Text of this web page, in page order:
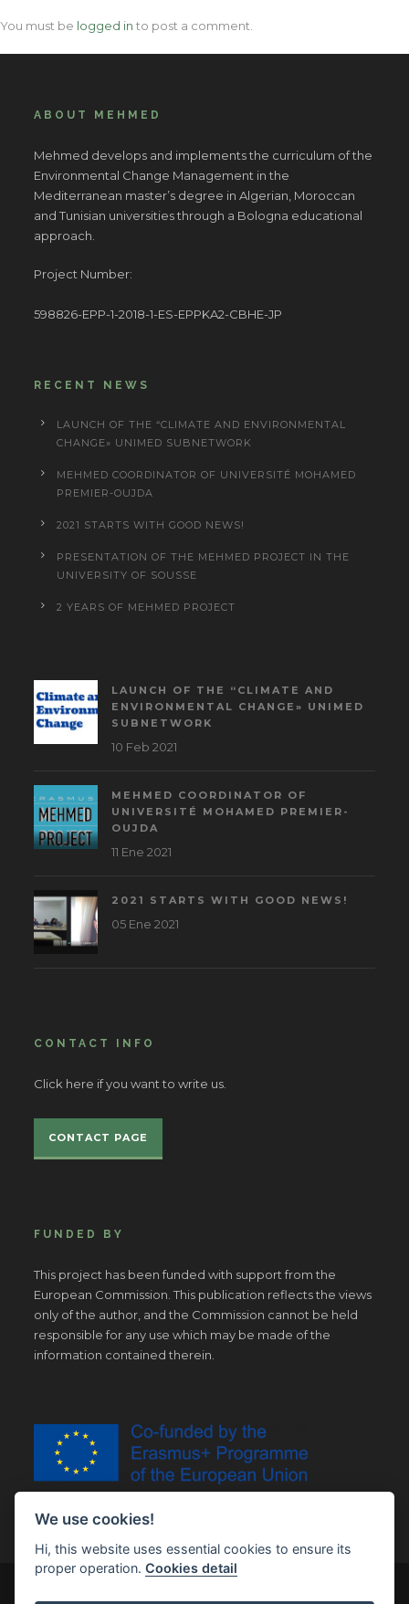
You must be logged in to post a comment.
ABOUT MEHMED
Mehmed develops and implements the curriculum of the
Environmental Change Management in the
Mediterranean master’s degree in Algerian, Moroccan
and Tunisian universities through a Bologna educational
approach.
Project Number:
598826-EPP-1-2018-1-ES-EPPKA2-CBHE-JP
RECENT NEWS
LAUNCH OF THE “CLIMATE AND ENVIRONMENTAL
CHANGE» UNIMED SUBNETWORK
MEHMED COORDINATOR OF UNIVERSITÉ MOHAMED
PREMIER-OUJDA
2021 STARTS WITH GOOD NEWS!
PRESENTATION OF THE MEHMED PROJECT IN THE
UNIVERSITY OF SOUSSE
2 YEARS OF MEHMED PROJECT
LAUNCH OF THE “CLIMATE AND
ENVIRONMENTAL CHANGE» UNIMED
SUBNETWORK
10 Feb 2021
MEHMED COORDINATOR OF
UNIVERSITÉ MOHAMED PREMIER-
OUJDA
11 Ene 2021
2021 STARTS WITH GOOD NEWS!
05 Ene 2021
CONTACT INFO
Click here if you want to write us.
CONTACT PAGE
FUNDED BY
This project has been funded with support from the
European Commission. This publication reflects the views
only of the author, and the Commission cannot be held
responsible for any use which may be made of the
information contained therein.
We use cookies!
Hi, this website uses essential cookies to ensure its
proper operation.Cookies detail